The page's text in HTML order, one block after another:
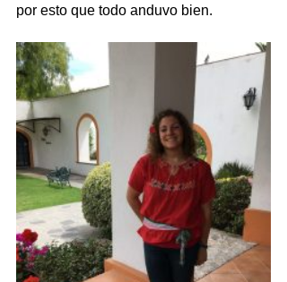
por esto que todo anduvo bien.